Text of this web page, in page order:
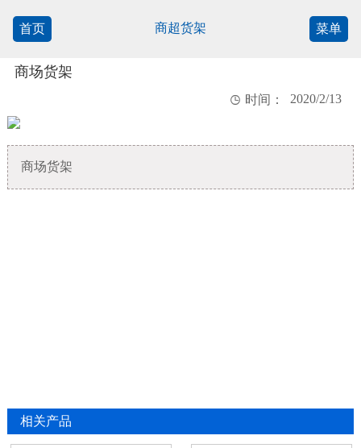
首页 商超货架 菜单
商场货架
 时间： 2020/2/13
商场货架
相关产品